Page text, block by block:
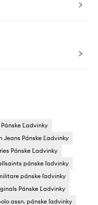
Ľadvinky
Jeans Pánske Ľadvinky
Pánske Ľadvinky
pánske ľadvinky
pánske ľadvinky
Pánske Ľadvinky
assn. pánske ľadvinky